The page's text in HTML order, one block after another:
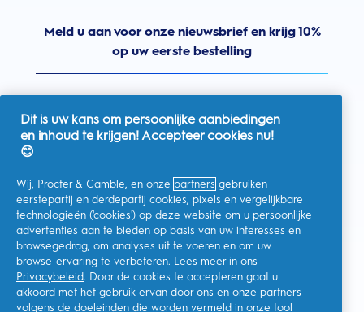
Meld u aan voor onze nieuwsbrief en krijg 10%
op uw eerste bestelling
Ik geef toestemming voor het ontvangen van
gepersonaliseerde communicatie met betrekking tot
aanbiedingen, nieuws en andere promotionele initiatieven van
Oral-B en andere
P&G-merken
kan me op elk momentafmelden.
Procter & Gamble, als verwerkingsverantwoordelijke, zal uw
persoonlijke gegevens verwerken zodat u zich bij deze site kunt
registreren en de interactie kunt aangaan met de aangeboden
Dit is uw kans om persoonlijke aanbiedingen
en inhoud te krijgen! Accepteer cookies nu!
😊
Wij, Procter & Gamble, en onze partners gebruiken
eerstepartij en derdepartij cookies, pixels en vergelijkbare
technologieën ('cookies') op deze website om u persoonlijke
advertenties aan te bieden op basis van uw interesses en
browsegedrag, om analyses uit te voeren en om uw
browse-ervaring te verbeteren. Lees meer in ons
Privacybeleid. Door de cookies te accepteren gaat u
akkoord met het gebruik ervan door ons en onze partners
volgens de doeleinden die worden vermeld in onze tool